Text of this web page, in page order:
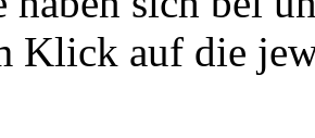
Klick auf die